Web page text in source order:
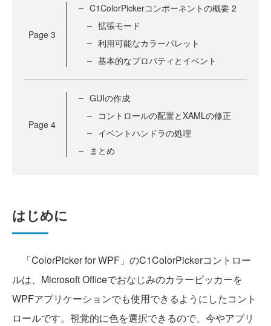
Page 3
C1ColorPickerコンポーネントの概要 2
拡張モード
利用可能なカラーパレット
基本的なプロパティとイベント
Page 4
GUIの作成
コントロールの配置とXAMLの修正
イベントハンドラの処理
まとめ
はじめに
「ColorPicker for WPF」のC1ColorPickerコントロー
ルは、Microsoft Officeでおなじみのカラーピッカーを
WPFアプリケーションでも使用できるようにしたコント
ロールです。視覚的に色を選択できるので、今やアプリ